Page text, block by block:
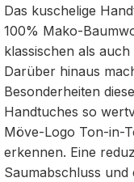
Das kuschelige
100% Mako-
klassischen als
Darüber hinaus
Besonderheiten
Handtuches so
Möve-Logo Ton-in-
erkennen. Eine
Saumabschluss